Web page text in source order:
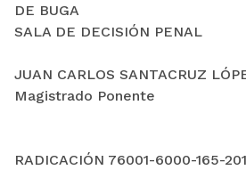
DE BUGA
SALA DE DECISIÓN PENAL
JUAN CARLOS SANTACRUZ
Magistrado Ponente
RADICACIÓN 76001-6000-165-